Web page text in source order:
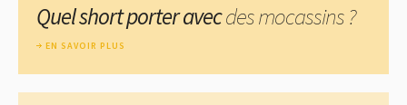
Quel short porter avecdes mocassins ?
EN SAVOIR PLUS